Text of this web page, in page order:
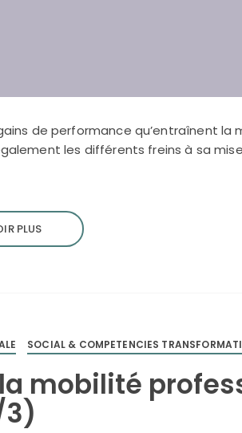
de performance qu’entraînent la
les différents freins à sa
PLUS
SOCIAL & COMPETENCIES
mobilité